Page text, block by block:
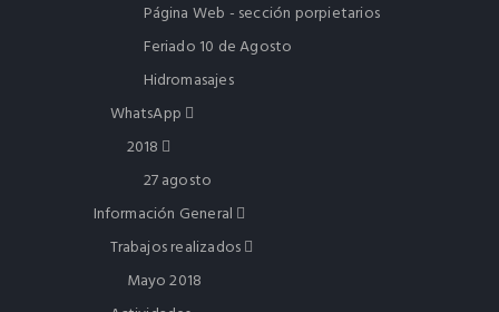
Página Web - sección porpietarios
Feriado 10 de Agosto
Hidromasajes
WhatsApp
2018
27 agosto
Información General
Trabajos realizados
Mayo 2018